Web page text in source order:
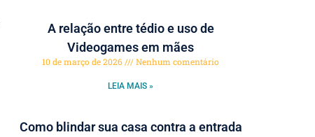
A relação entre tédio e uso de
Videogames em mães
10 de março de 2026 Nenhum comentário
LEIA MAIS »
Como blindar sua casa contra a entrada